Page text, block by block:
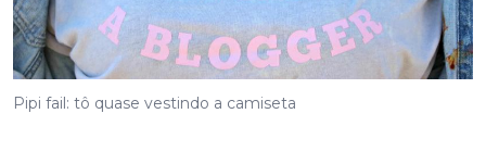
Pipi fail: tô quase vestindo a camiseta